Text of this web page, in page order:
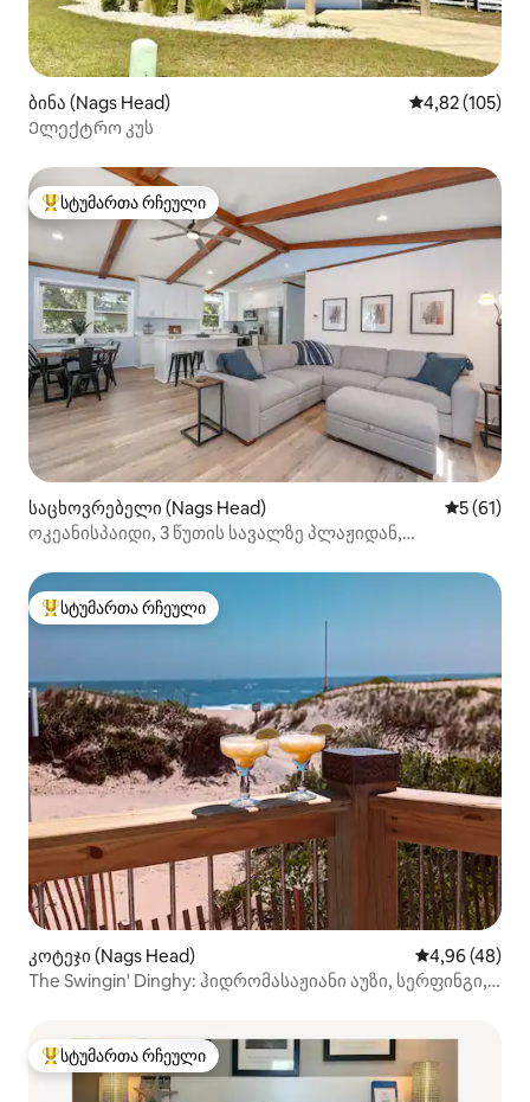
ბინა (Nags Head) საშუალო
4,82 (105)
Ელექტრო კუს
სტუმართა რჩეული მოწინავე ვარიანტი
სტუმართა რჩეული
საცხოვრებელი (Nags Head) საშუალო
5 (61)
ოკეანისპაიდი, 3 წუთის სავალზე პლაჟიდან,
სტუმართა რჩეული მოწინავე ვარიანტი
სტუმართა რჩეული
კოტეჯი (Nags Head) საშუალო
4,96 (48)
The Swingin' Dinghy: ჰიდრომასაჟიანი აუზი, სერფინგი,
სტუმართა რჩეული მოწინავე ვარიანტი
სტუმართა რჩეული